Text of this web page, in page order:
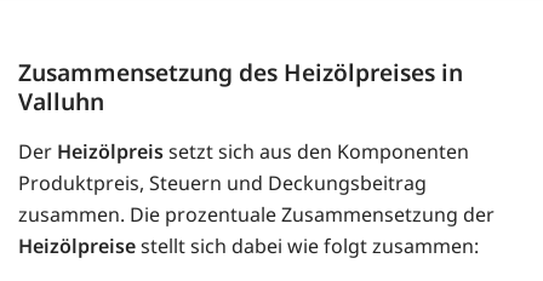
Zusammensetzung des Heizölpreises in
Valluhn
Der Heizölpreissetzt sich aus den Komponenten
Produktpreis, Steuern und Deckungsbeitrag
zusammen. Die prozentuale Zusammensetzung der
Heizölpreisestellt sich dabei wie folgt zusammen: